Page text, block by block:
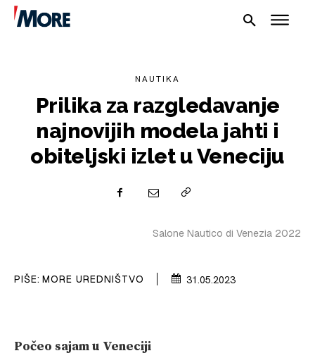
NAUTIKA
SPIZA
PRETPLATA
NAUTIKA
Prilika za razgledavanje
najnovijih modela jahti i
obiteljski izlet u Veneciju
Salone Nautico di Venezia 2022
PIŠE: MORE UREDNIŠTVO 31.05.2023
Počeo sajam u Veneciji